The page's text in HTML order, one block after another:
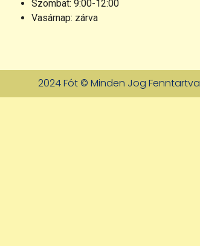
Szombat: 9:00-12:00
Vasárnap: zárva
2024 Fót © Minden Jog Fenntartva